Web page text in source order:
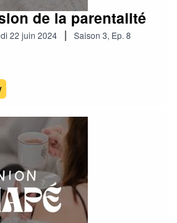
de la parentalité
22 juin 2024 | Saison 3, Ep. 8